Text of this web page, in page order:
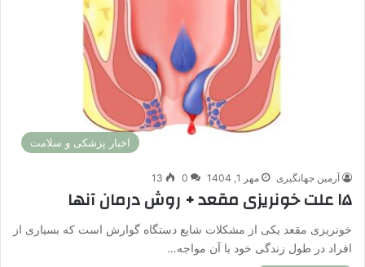
اخبار پزشکی و سلامت
آرمین جهانگیری مهر 1, 1404 0
13
۱۵ علت خونریزی مقعد + روش درمان آنها
خونریزی مقعد یکی از مشکلات شایع دستگاه گوارش است که بسیاری از
افراد در طول زندگی خود با آن مواجه…